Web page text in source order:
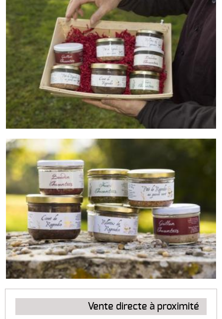
Vente directe à proximité